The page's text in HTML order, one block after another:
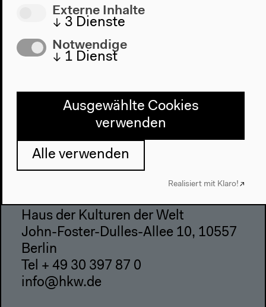
Anfahrt
Webshop
Datenschutzerklärung
Haus der Kulturen der Welt
John-Foster-Dulles-Allee 10, 10557
Berlin
Tel + 49 30 397 87 0
info@hkw.de
Externe Inhalte
↓ 3 Dienste
Notwendige
↓ 1 Dienst
Ausgewählte Cookies
verwenden
Alle verwenden
Realisiert mit Klaro!